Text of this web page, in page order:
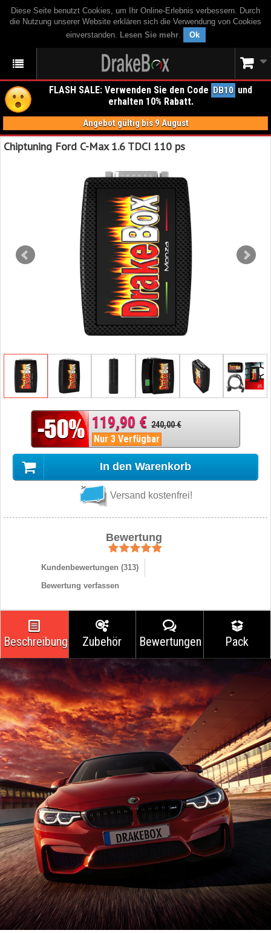
Diese Seite benutzt Cookies, um Ihr Online-Erlebnis verbessern. Durch
die Nutzung unserer Website erklären sich die Verwendung von Cookies
einverstanden. Lesen Sie mehr. Ok
FLASH SALE: Verwenden Sie den Code DB10 und
erhalten 10% Rabatt.
Angebot gültig bis 9 August
Chiptuning Ford C-Max 1.6 TDCI 110 ps
119,90 € 240,00 €
Nur 3 Verfügbar
In den Warenkorb
Versand kostenfrei!
Bewertung
Kundenbewertungen (313)
Bewertung verfassen
Beschreibung Zubehör Bewertungen Pack